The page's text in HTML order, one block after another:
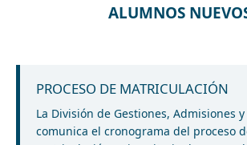
ALUMNOS
PROCESO DE MATRICULACIÓN
La División de Gestiones, Admisiones
comunica el cronograma del proceso